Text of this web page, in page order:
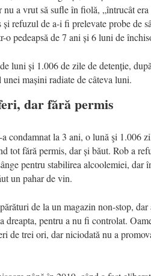
a vrut să sufle în fiolă, „întrucât
refuzul de a-i fi prelevate probe de
o pedeapsă de 7 ani și 6 luni de
luni și 1.006 de zile de detenție,
mașini radiate de câteva luni.
dar fără permis
condamnat la 3 ani, o lună şi 1.006
tot fără permis, dar și băut. Rob a
pentru stabilirea alcoolemiei, dar
un pahar de vin.
de la un magazin non-stop,
dreapta, pentru a nu fi controlat.
de trei ori, dar niciodată nu a